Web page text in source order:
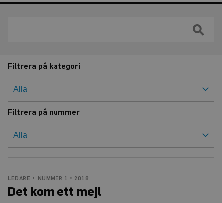
Filtrera på kategori
Filtrera på nummer
LEDARE NUMMER 1 • 2018
Det kom ett mejl